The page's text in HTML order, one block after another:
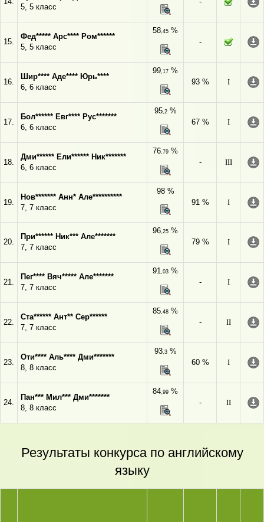
5, 5 класс
15.
Фед***** Арс**** Ром******
5, 5 класс
58,45 %
-
16.
Шир**** Аде**** Юрь****
6, 6 класс
99,17 %
93 %
I
17.
Бол****** Евг**** Рус*******
6, 6 класс
95,2%
67 %
I
18.
Дми****** Ели****** Ник*******
6, 6 класс
76,79 %
-
III
19.
Нов******* Анн* Але**********
7, 7 класс
98 %
91 %
I
20.
При****** Ник*** Але*******
7, 7 класс
96,25 %
79 %
I
21.
Пег**** Вяч***** Але*******
7, 7 класс
91,03 %
-
I
22.
Ста****** Ант** Сер******
7, 7 класс
85,48 %
-
II
23.
Оти**** Аль**** Дми*******
8, 8 класс
93,3%
60 %
I
24.
Пан*** Мил*** Дми*******
8, 8 класс
84,99 %
-
II
Результаты конкурса по английскому
языку